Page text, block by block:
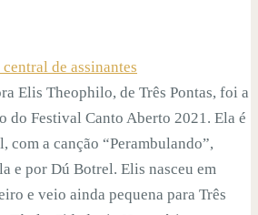
de assinantes
Elis Theophilo, de Três Pontas, foi a
do Festival Canto Aberto 2021. Ela é
com a canção “Perambulando”,
e por Dú Botrel. Elis nasceu em
e veio ainda pequena para Três